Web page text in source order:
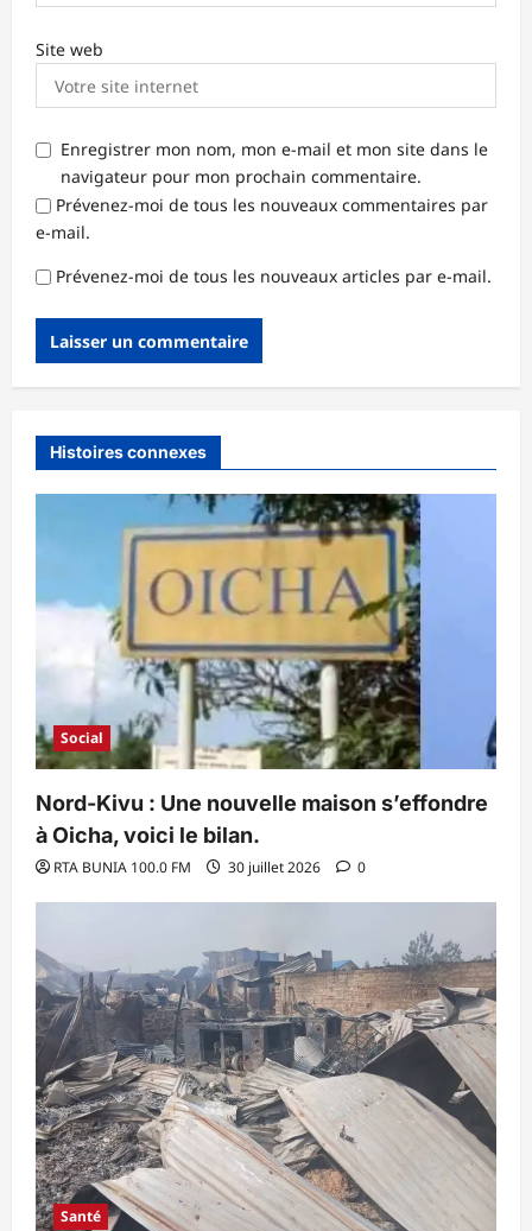
Site web
Enregistrer mon nom, mon e-mail et mon site dans le
navigateur pour mon prochain commentaire.
Prévenez-moi de tous les nouveaux commentaires par
e-mail.
Prévenez-moi de tous les nouveaux articles par e-mail.
Histoires connexes
Social
Nord-Kivu : Une nouvelle maison s’effondre
à Oicha, voici le bilan.
RTA BUNIA 100.0 FM 30 juillet 2026 0
Santé